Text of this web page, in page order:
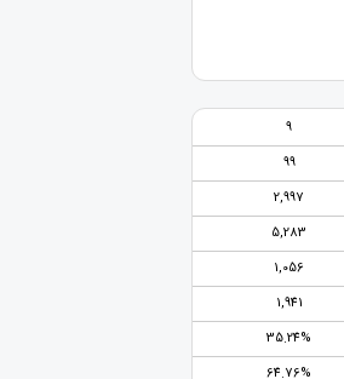
9
99
2,997
5,283
1,056
1,941
35.24%
64.76%